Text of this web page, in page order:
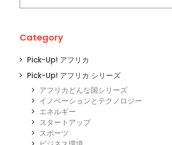
Category
Pick-Up! アフリカ
Pick-Up! アフリカ シリーズ
アフリカどんな国シリーズ
イノベーションとテクノロジー
エネルギー
スタートアップ
スポーツ